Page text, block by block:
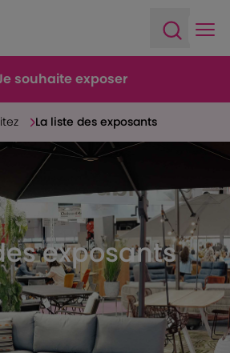
souhaite exposer
La liste des exposants
exposants